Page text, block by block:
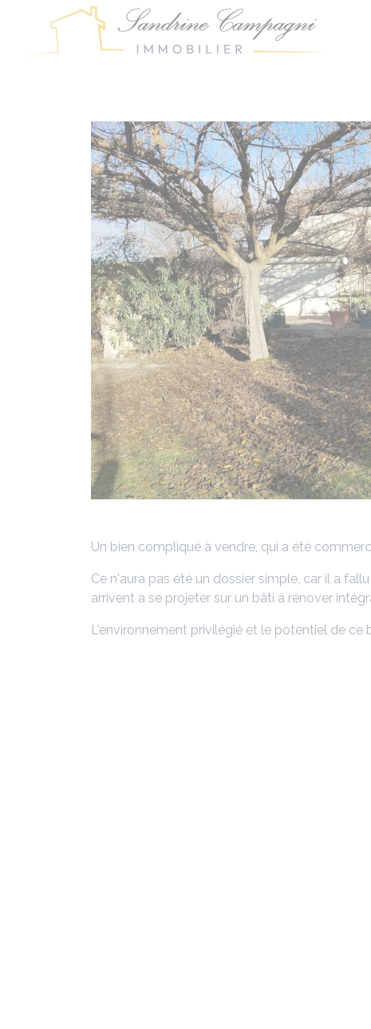
Un bien compliqué à vendre, qui a été
Ce n'aura pas été un dossier simple, car il a
arrivent à se projeter sur un bâti à rénover
L'environnement privilégié et le potentiel de
Panneau de gestion des cookies